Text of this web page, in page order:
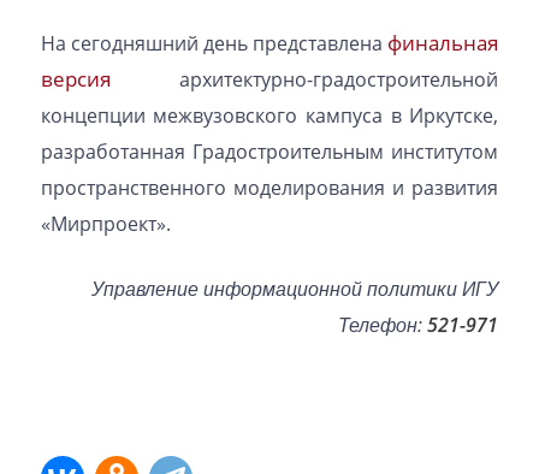
На сегодняшний день представлена финальная
версия архитектурно-градостроительной
концепции межвузовского кампуса в Иркутске,
разработанная Градостроительным институтом
пространственного моделирования и развития
«Мирпроект».
Управление информационной политики ИГУ
Телефон:521-971